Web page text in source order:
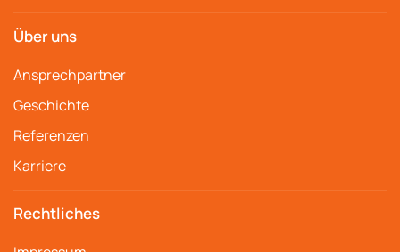
Über uns
Ansprechpartner
Geschichte
Referenzen
Karriere
Rechtliches